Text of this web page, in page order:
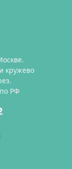
кружево
РФ